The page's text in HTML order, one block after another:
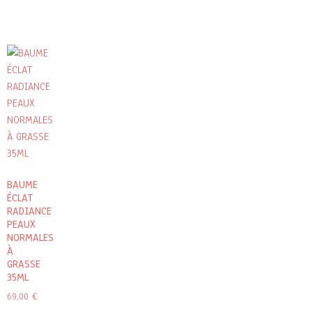
BAUME
ÉCLAT
RADIANCE
PEAUX
NORMALES
À
GRASSE
35ML
69,00 €